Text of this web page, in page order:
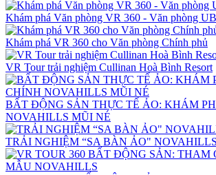
Khám phá Văn phòng VR 360 - Văn phòng
Khám phá VR 360 cho Văn phòng Chính phủ
VR Tour trải nghiệm Cullinan Hoà Bình Resort
BẤT ĐỘNG SẢN THỰC TẾ ẢO: KHÁM
NOVAHILLS MŨI NÉ
TRẢI NGHIỆM “SA BÀN ẢO"